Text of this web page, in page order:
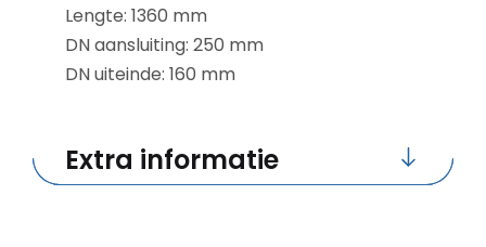
Lengte: 1360 mm
DN aansluiting: 250 mm
DN uiteinde: 160 mm
Extra informatie